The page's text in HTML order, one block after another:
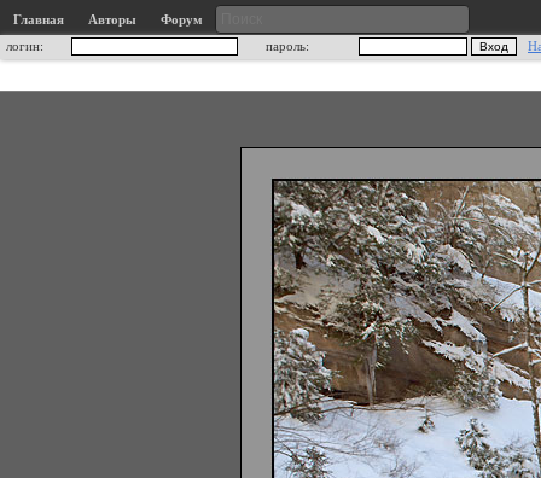
Главная Авторы
Форум
логин:
пароль: